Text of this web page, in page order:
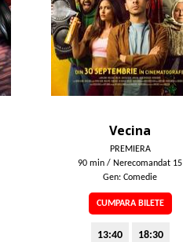
Vecina
PREMIERA
90 min / Nerecomandat 15
Gen: Comedie
CUMPARA BILETE
13:40 18:30